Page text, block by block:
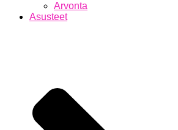
Arvonta
Asusteet